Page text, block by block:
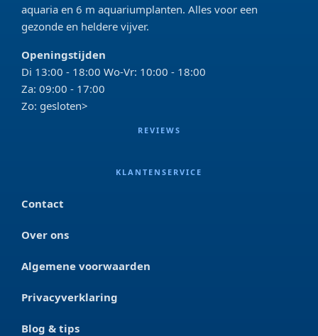
aquaria en 6 m aquariumplanten. Alles voor een
gezonde en heldere vijver.
Openingstijden
Di 13:00 - 18:00 Wo-Vr: 10:00 - 18:00
Za: 09:00 - 17:00
Zo: gesloten>
REVIEWS
KLANTENSERVICE
Contact
Over ons
Algemene voorwaarden
Privacyverklaring
Blog & tips